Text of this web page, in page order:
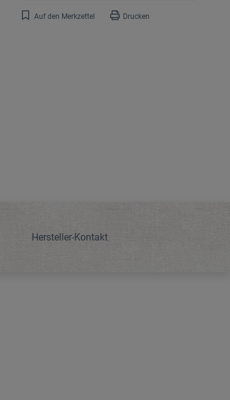
Auf den Merkzettel Drucken
Hersteller-Kontakt